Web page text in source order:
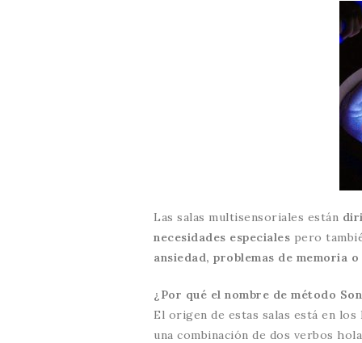
Las salas multisensoriales están
necesidades especiales pero
ansiedad, problemas de memoria
¿Por qué el nombre de método
El origen de estas salas está en los
una combinación de dos verbos